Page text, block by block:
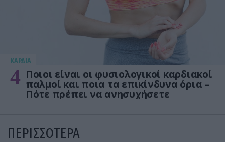
KΑΡΔΙΑ
4 Ποιοι είναι οι φυσιολογικοί καρδιακοί
παλμοί και ποια τα επικίνδυνα όρια –
Πότε πρέπει να ανησυχήσετε
ΠΕΡΙΣΣΟΤΕΡΑ